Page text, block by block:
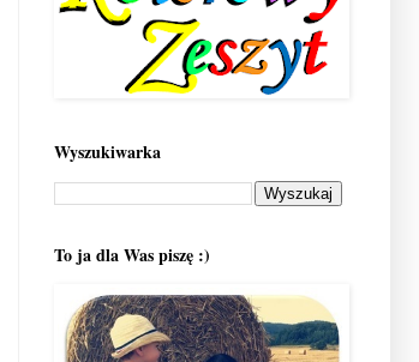
Wyszukiwarka
To ja dla Was piszę :)